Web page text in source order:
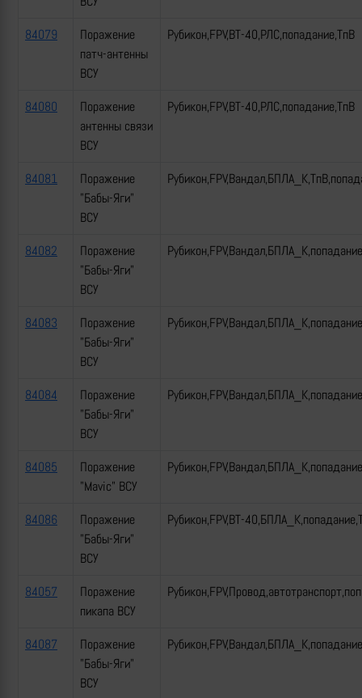
84079
Поражение
патч-антенны
ВСУ
Рубикон,FPV,ВТ-40,РЛС,попадание,ТпВ
84080
Поражение
антенны связи
ВСУ
Рубикон,FPV,ВТ-40,РЛС,попадание,ТпВ
84081
Поражение
"Бабы-Яги"
ВСУ
84082
Поражение
"Бабы-Яги"
ВСУ
Рубикон,FPV,Вандал,БПЛА_К,попадание
84083
Поражение
"Бабы-Яги"
ВСУ
Рубикон,FPV,Вандал,БПЛА_К,попадание
84084
Поражение
"Бабы-Яги"
ВСУ
Рубикон,FPV,Вандал,БПЛА_К,попадание
84085
Поражение
"Mavic" ВСУ
Рубикон,FPV,Вандал,БПЛА_К,попадание
84086
Поражение
"Бабы-Яги"
ВСУ
Рубикон,FPV,ВТ-
84057
Поражение
пикапа ВСУ
84087
Поражение
"Бабы-Яги"
ВСУ
Рубикон,FPV,Вандал,БПЛА_К,попадание